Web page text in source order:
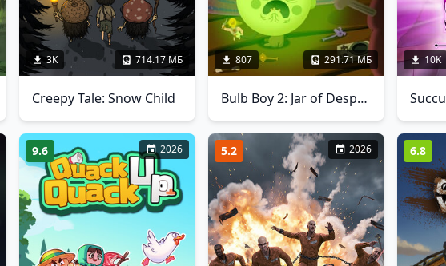
3K 714.17 МБ
Creepy Tale: Snow Child
807 291.71 МБ
Bulb Boy 2: Jar of Despair
10K
9.6 2026 5.2 2026 6.8